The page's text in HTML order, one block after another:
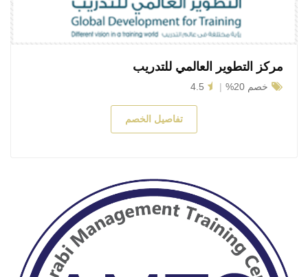
مركز التطوير العالمي للتدريب
خصم 20% 4.5
تفاصيل الخصم